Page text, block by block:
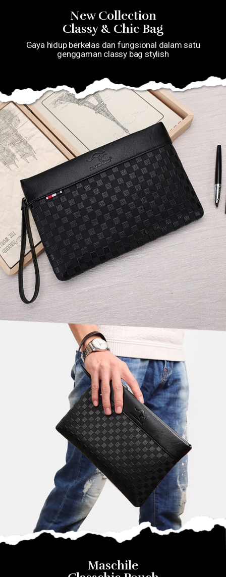
New Collection
Classy & Chic Bag
Gaya hidup berkelas dan fungsional dalam satu
genggaman classy bag stylish
Maschile